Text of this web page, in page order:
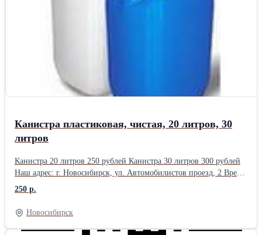
Канистра пластиковая, чистая, 20 литров, 30
литров
Канистра 20 литров 250 рублей Канистра 30 литров 300 рублей
Наш адрес: г. Новосибирск, ул. Автомобилистов проезд, 2 Время
работы: с понедельника по пятницу с 9 до 18 часов, без обеда.
Выходной: суббота и воскресение.
250 р.
Новосибирск